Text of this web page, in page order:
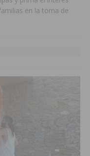
en la toma de